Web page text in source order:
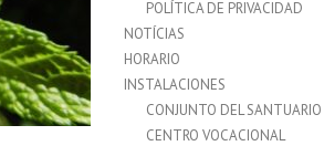
POLÍTICA DE PRIVACIDAD
NOTÍCIAS
HORARIO
INSTALACIONES
CONJUNTO DEL SANTUARIO
CENTRO VOCACIONAL